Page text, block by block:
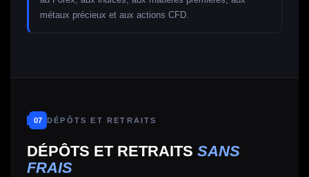
métaux précieux et aux actions CFD.
07 DÉPÔTS ET RETRAITS
DÉPÔTS ET RETRAITS SANS
FRAIS